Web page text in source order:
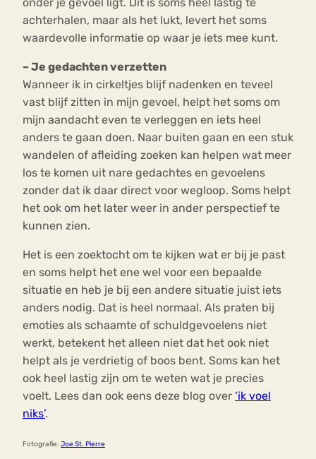
onder je gevoel ligt. Dit is soms heel lastig te
achterhalen, maar als het lukt, levert het soms
waardevolle informatie op waar je iets mee kunt.
– Je gedachten verzetten
Wanneer ik in cirkeltjes blijf nadenken en teveel
vast blijf zitten in mijn gevoel, helpt het soms om
mijn aandacht even te verleggen en iets heel
anders te gaan doen. Naar buiten gaan en een stuk
wandelen of afleiding zoeken kan helpen wat meer
los te komen uit nare gedachtes en gevoelens
zonder dat ik daar direct voor wegloop. Soms helpt
het ook om het later weer in ander perspectief te
kunnen zien.
Het is een zoektocht om te kijken wat er bij je past
en soms helpt het ene wel voor een bepaalde
situatie en heb je bij een andere situatie juist iets
anders nodig. Dat is heel normaal. Als praten bij
emoties als schaamte of schuldgevoelens niet
werkt, betekent het alleen niet dat het ook niet
helpt als je verdrietig of boos bent. Soms kan het
ook heel lastig zijn om te weten wat je precies
voelt. Lees dan ook eens deze blog over ‘ik voel
niks’.
Fotografie: Joe St. Pierre